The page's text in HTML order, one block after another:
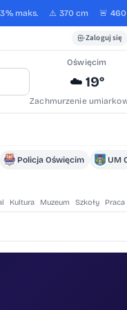
maks. ⚠️ 370 cm 🚨
Zaloguj się
Oświęcim
☁️ 19°
Zachmurzenie
Policja Oświęcim
UM
Kultura Muzeum Szkoły Praca